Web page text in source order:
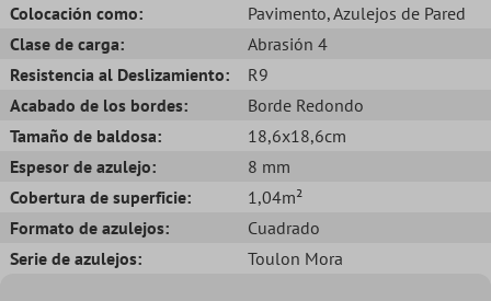
Colocación como:
Pavimento, Azulejos de Pared
Clase de carga:
Abrasión 4
Resistencia al Deslizamiento:
R9
Acabado de los bordes:
Borde Redondo
Tamaño de baldosa:
18,6x18,6cm
Espesor de azulejo:
8 mm
Cobertura de superficie:
1,04m²
Formato de azulejos:
Cuadrado
Serie de azulejos:
Toulon Mora